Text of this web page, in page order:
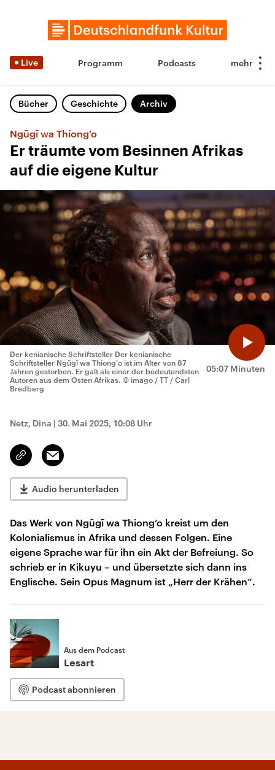
Live Programm Podcasts
Bücher Geschichte Archiv
Ngũgĩ wa Thiong’o
Er träumte vom Besinnen Afrikas
auf die eigene Kultur
05:07 Minuten
Der kenianische Schriftsteller Der kenianische
Schriftsteller Ngũgĩ wa Thiong'o ist im Alter von 87
Jahren gestorben. Er galt als einer der bedeutendsten
Autoren aus dem Osten Afrikas. © imago / TT / Carl
Bredberg
Netz, Dina | 30. Mai 2025, 10:08 Uhr
Link
kopieren/teilen
Email
Audio herunterladen
Das Werk von Ngũgĩ wa Thiong’o kreist um den
Kolonialismus in Afrika und dessen Folgen. Eine
eigene Sprache war für ihn ein Akt der Befreiung. So
schrieb er in Kikuyu – und übersetzte sich dann ins
Englische. Sein Opus Magnum ist „Herr der Krähen“.
Aus dem Podcast
Lesart
Podcast abonnieren